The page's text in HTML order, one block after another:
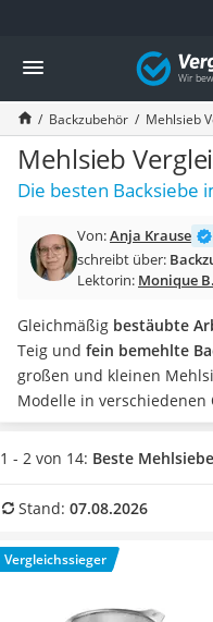
Die beliebtesten Vergleiche
Haushalt
Wassersprudler
Zentralstaubsauger
Brotbackautomat
Wischroboter
Wäschespinne
Spülmaschinentabs
Akku-Staubsauger
AEG-Waschmaschine
Saug-Wisch-Roboter
Handstaubsauger
Milchaufschäumer
Kondenstrockner
Reiskocher
Tierhaarstaubsauger
Nespresso-Maschine
Messerschärfer
Vergleich
Backzubehör Mehlsieb
Mehlsieb
Die besten Backsiebe
Von:Anja Krause
schreibt über:
Lektorin: Monique B.
Gleichmäßig bestäubte
Teig und fein bemehlte
großen und kleinen
Modelle in verschiedenen
Kunststoff und Holz
bieten dabei unter
Vergleichstabelle ein
möchten. Überzeugt hat
das ModellZwilling Table
1 - 2 von 14: Beste Mehlsiebe
Stand: 07.08.2026
Vergleichssieger